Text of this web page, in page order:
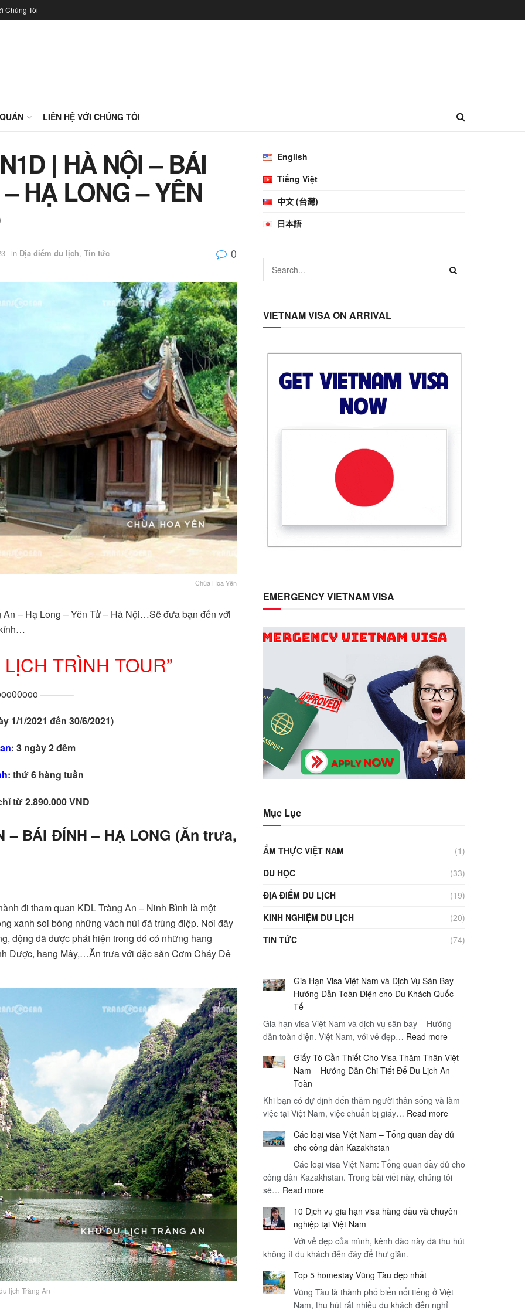
Chúng Tôi
LIÊN HỆ VỚI CHÚNG TÔI
| HÀ NỘI – BÁI
HẠ LONG – YÊN
in Địa điểm du lịch, Tin tức 0
Chùa Hoa Yên
– Hạ Long – Yên Tử – Hà Nội…Sẽ đưa bạn đến với
TRÌNH TOUR”
———–
1/1/2021 đến 30/6/2021)
: 3 ngày 2 đêm
: thứ 6 hàng tuần
từ 2.890.000 VND
– BÁI ĐÍNH – HẠ LONG (Ăn trưa,
đi tham quan KDL Tràng An – Ninh Bình là một
xanh soi bóng những vách núi đá trùng điệp. Nơi đây
động đã được phát hiện trong đó có những hang
Dược, hang Mây,…Ăn trưa với đặc sản Cơm Cháy Dê
lịch Tràng An
English
Tiếng Việt
中文 (台灣)
日本語
VIETNAM VISA ON ARRIVAL
EMERGENCY VIETNAM VISA
Mục Lục
ẨM THỰC VIỆT NAM
(1)
DU HỌC
(33)
ĐỊA ĐIỂM DU LỊCH
(19)
KINH NGHIỆM DU LỊCH
(20)
TIN TỨC
(74)
Gia Hạn Visa Việt Nam và Dịch Vụ Sân Bay –
Hướng Dẫn Toàn Diện cho Du Khách Quốc
Tế
Gia hạn visa Việt Nam và dịch vụ sân bay – Hướng
dẫn toàn diện. Việt Nam, với vẻ đẹp… Read more:
Hạn
Visa
Nam
và
Vụ
Bay
–
Toàn
cho
Tế
Giấy Tờ Cần Thiết Cho Visa Thăm Thân Việt
Nam – Hướng Dẫn Chi Tiết Để Du Lịch An
Toàn
Khi bạn có dự định đến thăm người thân sống và làm
việc tại Việt Nam, việc chuẩn bị giấy… Read more:
Tờ
Thiết
Cho
Thân
Nam
Chi
Tiết
Các loại visa Việt Nam – Tổng quan đầy đủ
cho công dân Kazakhstan
Các loại visa Việt Nam: Tổng quan đầy đủ cho
công dân Kazakhstan. Trong bài viết này, chúng tôi
sẽ… Read more:
loại
visa
Việt
Nam
Tổng
quan
đầy
10 Dịch vụ gia hạn visa hàng đầu và chuyên
nghiệp tại Việt Nam
Với vẻ đẹp của mình, kênh đào này đã thu hút
không ít du khách đến đây để thư giãn.
Top 5 homestay Vũng Tàu đẹp nhất
Vũng Tàu là thành phố biển nổi tiếng ở Việt
Nam, thu hút rất nhiều du khách đến nghỉ